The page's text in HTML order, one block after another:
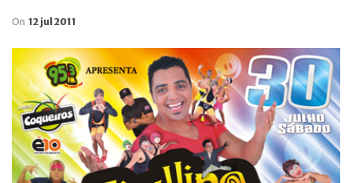
On 12 jul 2011